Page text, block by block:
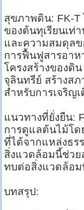
สุขภาพดิน: FK-T
ของต้นทุเรียนเท่
และความสมดุล
การฟื้นฟูสารอาห
โครงสร้างของดิ
จุลินทรีย์ สร้างส
สำหรับการเจริญ
แนวทางที่ยั่งยืน:
การดูแลต้นไม้โด
ที่ได้จากแหล่งธร
สิ่งแวดล้อมนี้ช่วย
ทบต่อสิ่งแวดล้อม
บทสรุป: